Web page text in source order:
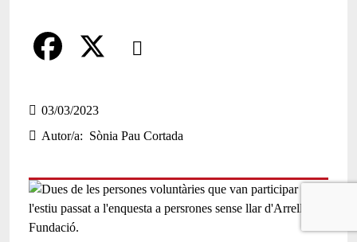
Comparteix
a
c
b
o
03/03/2023
Autor/a
Sònia Pau Cortada